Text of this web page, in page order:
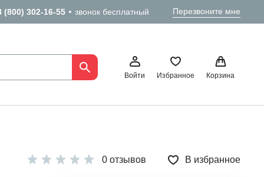
(800) 302-16-55 звонок бесплатный Перезвоните мне
Войти Избранное Корзина
0 отзывов В избранное